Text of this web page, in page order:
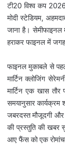
टी20 विश्व कप
मोदी स्टेडियम,
जाना है।
हराकर फाइनल में
फाइनल मुकाबले से
मार्टिन क्लोजिंग
मार्टिन एक खास तौर
समयानुसार
जबरदस्त मौजूदगी और
की प्रस्तुति की खबर
आए फैंस को एक